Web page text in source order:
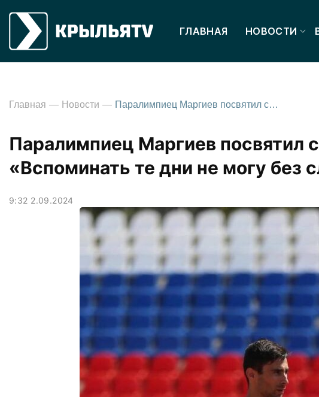
ГЛАВНАЯ НОВОСТИ
Главная Новости Паралимпиец Маргиев посвятил свою медаль детям Беслана: «Вспоминать те дни не могу без слез»
Паралимпиец Маргиев посвятил
«Вспоминать те дни не могу без
9:32 2.09.2024